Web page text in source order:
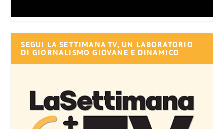
SEGUI LA SETTIMANA TV, UN LABORATORIO
DI GIORNALISMO GIOVANE E DINAMICO